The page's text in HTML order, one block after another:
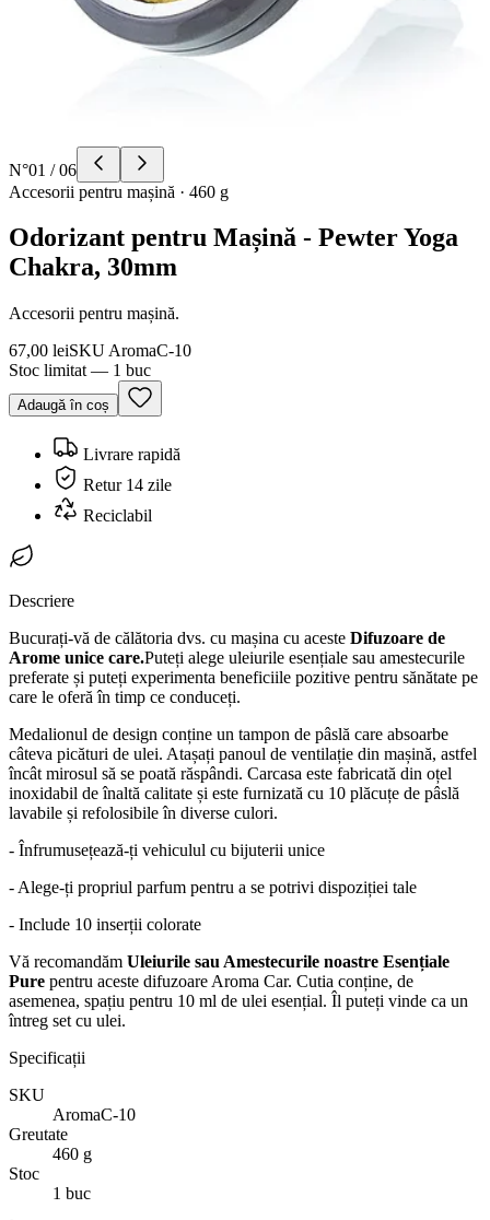
N°01 /06
Accesorii pentru mașină · 460 g
Odorizant pentru Mașină - Pewter Yoga
Chakra, 30mm
Accesorii pentru mașină.
67,00 leiSKU AromaC-10
Stoc limitat — 1 buc
Adaugă în coș
Livrare rapidă
Retur 14 zile
Reciclabil
Descriere
Bucurați-vă de călătoria dvs. cu mașina cu aceste Difuzoare de
Arome unice care.Puteți alege uleiurile esențiale sau amestecurile
preferate și puteți experimenta beneficiile pozitive pentru sănătate pe
care le oferă în timp ce conduceți.
Medalionul de design conține un tampon de pâslă care absoarbe
câteva picături de ulei. Atașați panoul de ventilație din mașină, astfel
încât mirosul să se poată răspândi. Carcasa este fabricată din oțel
inoxidabil de înaltă calitate și este furnizată cu 10 plăcuțe de pâslă
lavabile și refolosibile în diverse culori.
- Înfrumusețează-ți vehiculul cu bijuterii unice
- Alege-ți propriul parfum pentru a se potrivi dispoziției tale
- Include 10 inserții colorate
Vă recomandăm Uleiurile sau Amestecurile noastre Esențiale
Pure pentru aceste difuzoare Aroma Car. Cutia conține, de
asemenea, spațiu pentru 10 ml de ulei esențial. Îl puteți vinde ca un
întreg set cu ulei.
Specificații
SKU
AromaC-10
Greutate
460 g
Stoc
1 buc